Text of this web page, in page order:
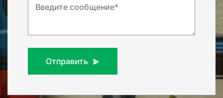
Введите сообщение*
Отправить